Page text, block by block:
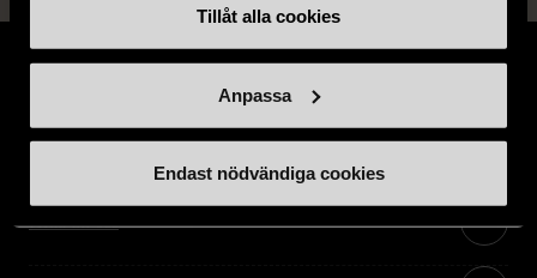
Tillåt alla cookies
Anpassa
Endast nödvändiga cookies
Hitta till oss